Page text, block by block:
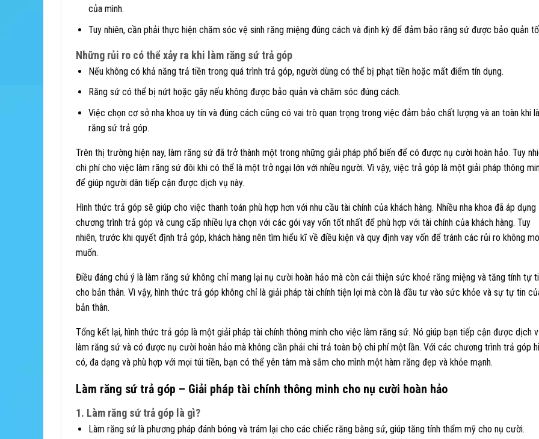
của mình.
Tuy nhiên, cần phải thực hiện chăm sóc vệ sinh răng miệng đúng cách và định kỳ để đảm bảo răng sứ được bảo quản
Những rủi ro có thể xảy ra khi làm răng sứ trả góp
Nếu không có khả năng trả tiền trong quá trình trả góp, người dùng có thể bị phạt tiền hoặc mất điểm tín dụng.
Răng sứ có thể bị nứt hoặc gãy nếu không được bảo quản và chăm sóc đúng cách.
Việc chọn cơ sở nha khoa uy tín và đúng cách cũng có vai trò quan trọng trong việc đảm bảo chất lượng và an toàn khi
răng sứ trả góp.
Trên thị trường hiện nay, làm răng sứ đã trở thành một trong những giải pháp phổ biến để có được nụ cười hoàn hảo. Tuy
chi phí cho việc làm răng sứ đôi khi có thể là một trở ngại lớn với nhiều người. Vì vậy, việc trả góp là một giải pháp thông
để giúp người dân tiếp cận được dịch vụ này.
Hình thức trả góp sẽ giúp cho việc thanh toán phù hợp hơn với nhu cầu tài chính của khách hàng. Nhiều nha khoa đã áp dụng
chương trình trả góp và cung cấp nhiều lựa chọn với các gói vay vốn tốt nhất để phù hợp với tài chính của khách hàng. Tuy
nhiên, trước khi quyết định trả góp, khách hàng nên tìm hiểu kĩ về điều kiện và quy định vay vốn để tránh các rủi ro không
muốn.
Điều đáng chú ý là làm răng sứ không chỉ mang lại nụ cười hoàn hảo mà còn cải thiện sức khoẻ răng miệng và tăng tính tự
cho bản thân. Vì vậy, hình thức trả góp không chỉ là giải pháp tài chính tiện lợi mà còn là đầu tư vào sức khỏe và sự tự tin
bản thân.
Tổng kết lại, hình thức trả góp là một giải pháp tài chính thông minh cho việc làm răng sứ. Nó giúp bạn tiếp cận được dịch
làm răng sứ và có được nụ cười hoàn hảo mà không cần phải chi trả toàn bộ chi phí một lần. Với các chương trình trả góp
có, đa dạng và phù hợp với mọi túi tiền, bạn có thể yên tâm mà sắm cho mình một hàm răng đẹp và khỏe mạnh.
Làm răng sứ trả góp – Giải pháp tài chính thông minh cho nụ cười hoàn hảo
1. Làm răng sứ trả góp là gì?
Làm răng sứ là phương pháp đánh bóng và trám lại cho các chiếc răng bằng sứ, giúp tăng tính thẩm mỹ cho nụ cười.